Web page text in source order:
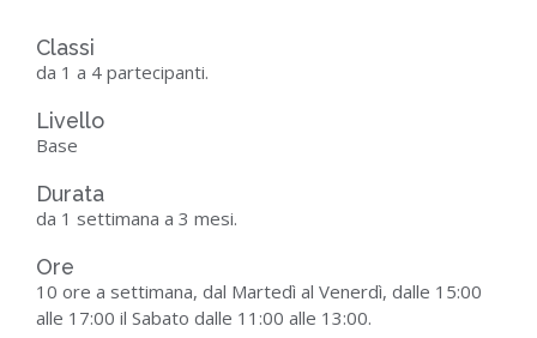
Classi
da 1 a 4 partecipanti.
Livello
Base
Durata
da 1 settimana a 3 mesi.
Ore
10 ore a settimana, dal Martedì al Venerdì, dalle 15:00
alle 17:00 il Sabato dalle 11:00 alle 13:00.